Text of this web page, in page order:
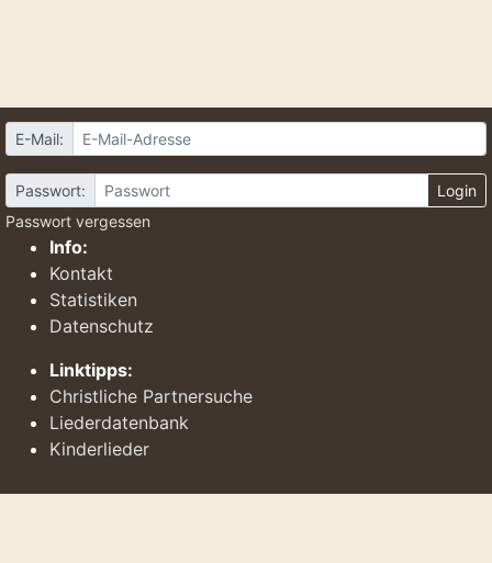
E-Mail:
Passwort:
Login
Passwort vergessen
Info:
Kontakt
Statistiken
Datenschutz
Linktipps:
Christliche Partnersuche
Liederdatenbank
Kinderlieder